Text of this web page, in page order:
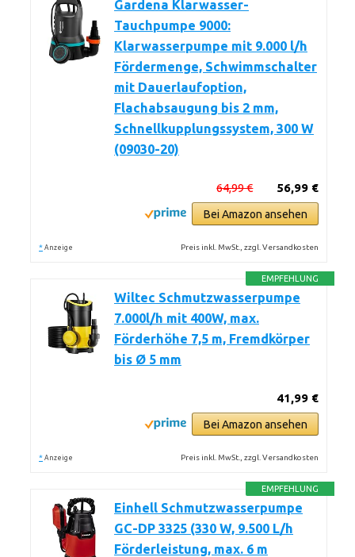
Gardena Klarwasser-
Tauchpumpe 9000:
Klarwasserpumpe mit 9.000 l/h
Fördermenge, Schwimmschalter
mit Dauerlaufoption,
Flachabsaugung bis 2 mm,
Schnellkupplungssystem, 300 W
(09030-20)
56,99 €
64,99 €
Bei Amazon ansehen
* Anzeige Preis inkl. MwSt., zzgl. Versandkosten
EMPFEHLUNG
Wiltec Schmutzwasserpumpe
7.000l/h mit 400W, max.
Förderhöhe 7,5 m, Fremdkörper
bis Ø 5 mm
41,99 €
Bei Amazon ansehen
* Anzeige Preis inkl. MwSt., zzgl. Versandkosten
EMPFEHLUNG
Einhell Schmutzwasserpumpe
GC-DP 3325 (330 W, 9.500 L/h
Förderleistung, max. 6 m